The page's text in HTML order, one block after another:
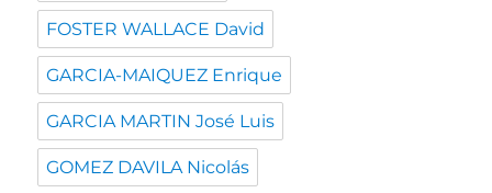
FOSTER WALLACE David
GARCIA-MAIQUEZ Enrique
GARCIA MARTIN José Luis
GOMEZ DAVILA Nicolás